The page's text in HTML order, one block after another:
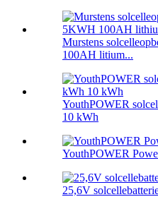
Murstens
100AH ​​litium...
YouthPOWER
10 kWh
YouthPOWER
25,6V